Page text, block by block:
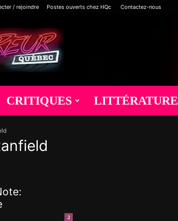
/ rejoindre Postes ouverts chez HQc Contactez-nous
CRITIQUES LITTÉRATURE
2